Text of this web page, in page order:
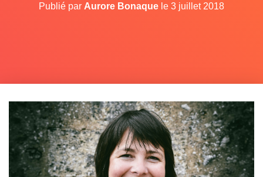
Publié par Aurore Bonaque le 3 juillet 2018